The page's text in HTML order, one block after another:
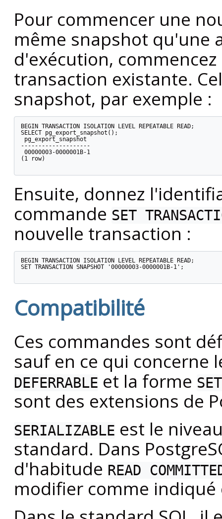
Pour commencer une
même snapshot qu'une
d'exécution,
transaction existante.
snapshot, par exemple :
BEGIN TRANSACTION ISOLATION LEVEL REPEATABLE READ;
SELECT pg_export_snapshot();
pg_export_snapshot
--------------------
00000003-0000001B-1
(1 row)
Ensuite, donnez
commande SET
nouvelle transaction :
BEGIN TRANSACTION ISOLATION LEVEL REPEATABLE READ;
SET TRANSACTION SNAPSHOT '00000003-0000001B-1';
Compatibilité
Ces commandes sont
sauf en ce qui concerne
DEFERRABLE et la forme
sont des extensions de
SERIALIZABLE est le
standard. Dans
d'habitude READ
modifier comme indiqué